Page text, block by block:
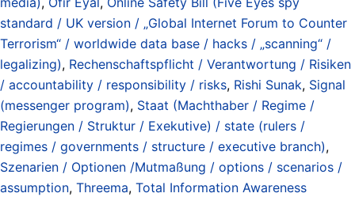
standard / UK version / „Global Internet Forum to Counter
Terrorism“ / worldwide data base / hacks / „scanning“ /
legalizing), Rechenschaftspflicht / Verantwortung / Risiken
/ accountability / responsibility / risks, Rishi Sunak, Signal
(messenger program), Staat (Machthaber / Regime /
Regierungen / Struktur / Exekutive) / state (rulers /
regimes / governments / structure / executive branch),
Szenarien / Optionen /Mutmaßung / options / scenarios /
assumption, Threema, Total Information Awareness